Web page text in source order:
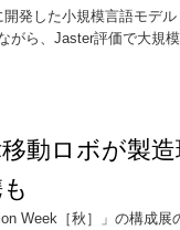
発した小規模言語モデ
がら、Jaster評価で大規
動ロボが製
Week［秋］」の構成